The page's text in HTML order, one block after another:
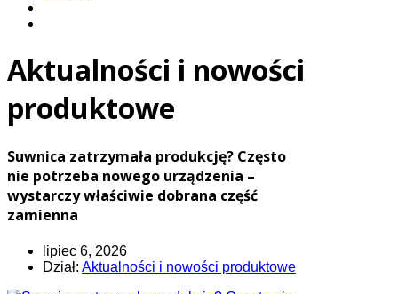
Aktualności i nowości
produktowe
Suwnica zatrzymała produkcję? Często
nie potrzeba nowego urządzenia –
wystarczy właściwie dobrana część
zamienna
lipiec 6, 2026
Dział: Aktualności i nowości produktowe